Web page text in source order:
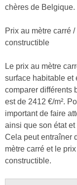
chères de Belgique.
Prix au mètre carré
constructible
Le prix au mètre
surface habitable et
comparer différents
est de 2412 €/m².
important de faire
ainsi que son état
Cela peut entraîner
mètre carré et le
constructible.